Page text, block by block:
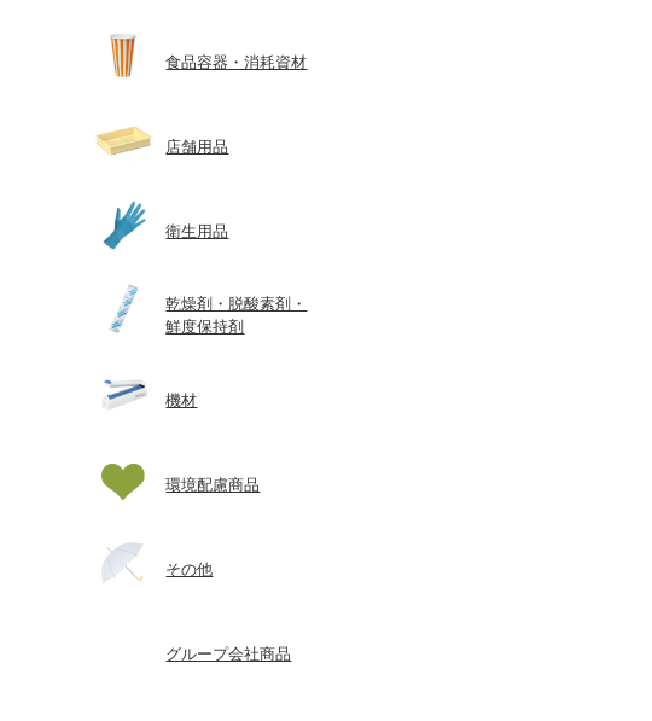
食品容器・消耗資材
店舗用品
衛生用品
乾燥剤・脱酸素剤・
鮮度保持剤
機材
環境配慮商品
その他
グループ会社商品